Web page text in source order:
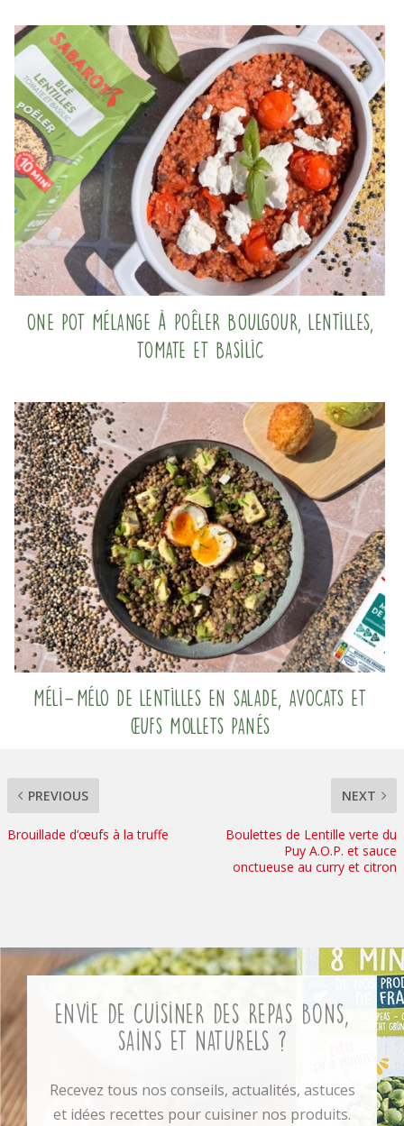
One pot mélange à poêler boulgour, lentilles,
tomate et basilic
Méli-Mélo de lentilles en salade, avocats et
œufs mollets panés
PREVIOUS
Brouillade d’œufs à la truffe
NEXT
Boulettes de Lentille verte du
Puy A.O.P. et sauce
onctueuse au curry et citron
Envie de cuisiner des repas bons,
sains et naturels ?
Recevez tous nos conseils, actualités, astuces
et idées recettes pour cuisiner nos produits.